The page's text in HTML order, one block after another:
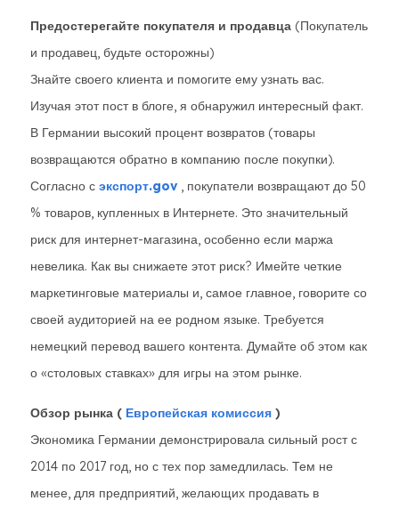
Предостерегайте покупателя и продавца (Покупатель
и продавец, будьте осторожны)
Знайте своего клиента и помогите ему узнать вас.
Изучая этот пост в блоге, я обнаружил интересный факт.
В Германии высокий процент возвратов (товары
возвращаются обратно в компанию после покупки).
Согласно с экспорт.gov , покупатели возвращают до 50
% товаров, купленных в Интернете. Это значительный
риск для интернет-магазина, особенно если маржа
невелика. Как вы снижаете этот риск? Имейте четкие
маркетинговые материалы и, самое главное, говорите со
своей аудиторией на ее родном языке. Требуется
немецкий перевод вашего контента. Думайте об этом как
о «столовых ставках» для игры на этом рынке.
Обзор рынка ( Европейская комиссия )
Экономика Германии демонстрировала сильный рост с
2014 по 2017 год, но с тех пор замедлилась. Тем не
менее, для предприятий, желающих продавать в